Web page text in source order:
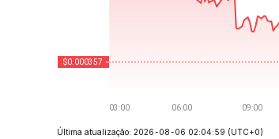
Última atualização: 2026-08-06 02:04:59 (UTC+0)